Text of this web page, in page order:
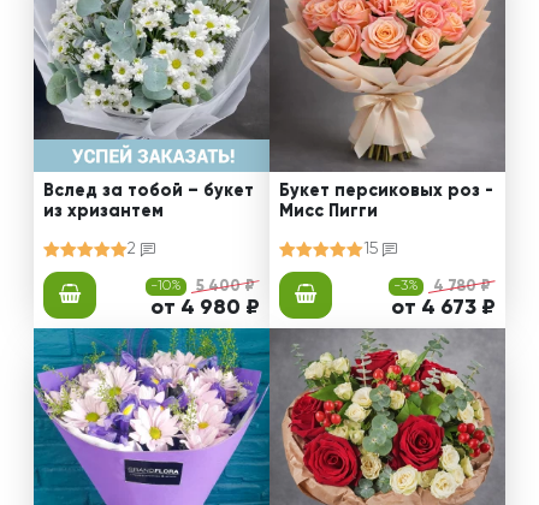
Вслед за тобой – букет
из хризантем
2
-10% 5 400 ₽
от 4 980 ₽
Букет персиковых роз -
Мисс Пигги
15
-3% 4 780 ₽
от 4 673 ₽